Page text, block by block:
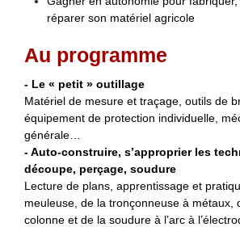
réparer son matériel agricole
Au programme
- Le « petit » outillage
Matériel de mesure et traçage, outils de
équipement de protection individuelle,
générale…
- Auto-construire, s’approprier les
découpe, perçage, soudure
Lecture de plans, apprentissage et
meuleuse, de la tronçonneuse à métaux,
colonne et de la soudure à l’arc à